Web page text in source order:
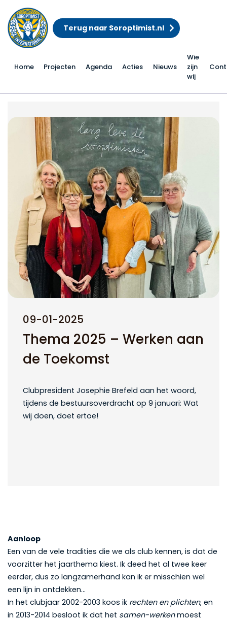
Terug naar Soroptimist.nl
Home Projecten Agenda Acties Nieuws
Wie
zijn
wij
Thema 2025 –
09-01-2025
Thema 2025 – Werken aan
de Toekomst
Clubpresident Josephie Brefeld aan het woord,
tijdens de bestuursoverdracht op 9 januari: Wat
wij doen, doet ertoe!
Aanloop
Een van de vele tradities die we als club kennen, is dat de
voorzitter het jaarthema kiest. Ik deed het al twee keer
eerder, dus zo langzamerhand kan ik er misschien wel
een lijn in ontdekken…
In het clubjaar 2002-2003 koos ik rechten en plichten, en
in 2013-2014 besloot ik dat het samen-werkenmoest